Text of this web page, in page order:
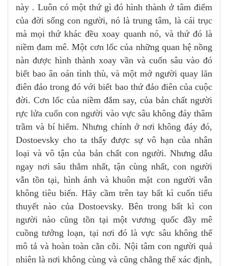
này . Luôn có một thứ gì đó hình thành ở tâm điểm
của đời sống con người, nó là trung tâm, là cái trục
mà mọi thứ khác đều xoay quanh nó, và thứ đó là
niềm đam mê. Một cơn lốc của những quan hệ nồng
nàn được hình thành xoay vần và cuốn sâu vào đó
biết bao ân oán tình thù, và một mớ người quay lăn
điên đảo trong đó với biết bao thứ đảo điên của cuộc
đời. Cơn lốc của niềm đắm say, của bản chất người
rực lửa cuốn con người vào vực sâu không đáy thâm
trầm và bí hiểm. Nhưng chính ở nơi không đáy đó,
Dostoevsky cho ta thấy được sự vô hạn của nhân
loại và vô tận của bản chất con người. Nhưng dẫu
ngay nơi sâu thẳm nhất, tận cùng nhất, con người
vẫn tồn tại, hình ảnh và khuôn mặt con người vẫn
không tiêu biến. Hãy cầm trên tay bất kì cuốn tiểu
thuyết nào của Dostoevsky. Bên trong bất kì con
người nào cũng tồn tại một vương quốc đầy mê
cuồng tưởng loạn, tại nơi đó là vực sâu không thể
mô tả và hoàn toàn cằn cỗi. Nội tâm con người quả
nhiên là nơi không cùng và cũng chẳng thể xác định,